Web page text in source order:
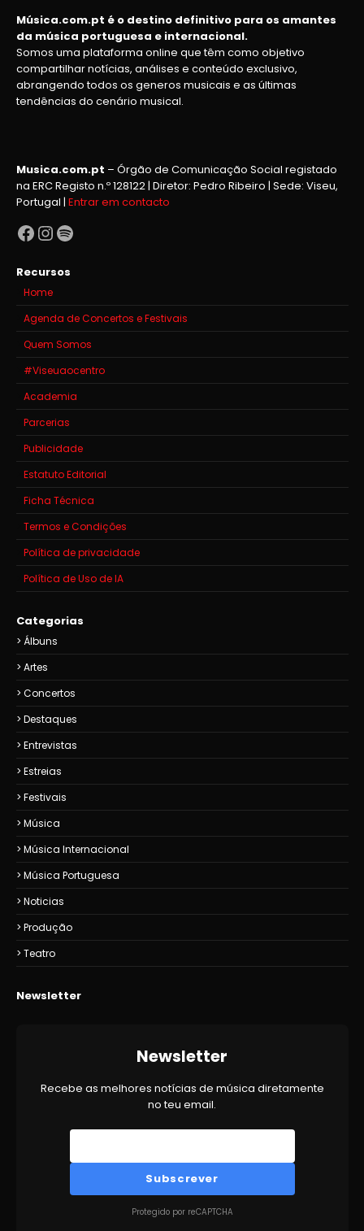
Música.com.pt é o destino definitivo para os amantes
da música portuguesa e internacional.
Somos uma plataforma online que têm como objetivo
compartilhar notícias, análises e conteúdo exclusivo,
abrangendo todos os generos musicais e as últimas
tendências do cenário musical.
Musica.com.pt – Órgão de Comunicação Social registado
na ERC Registo n.º 128122 | Diretor: Pedro Ribeiro | Sede: Viseu,
Portugal | Entrar em contacto
Facebook
Instagram
Spotify
Recursos
Home
Agenda de Concertos e Festivais
Quem Somos
#Viseuaocentro
Academia
Parcerias
Publicidade
Estatuto Editorial
Ficha Técnica
Termos e Condições
Política de privacidade
Política de Uso de IA
Categorias
Álbuns
Artes
Concertos
Destaques
Entrevistas
Estreias
Festivais
Música
Música Internacional
Música Portuguesa
Noticias
Produção
Teatro
Newsletter
Newsletter
Recebe as melhores notícias de música diretamente
no teu email.
Subscrever
Protegido por reCAPTCHA